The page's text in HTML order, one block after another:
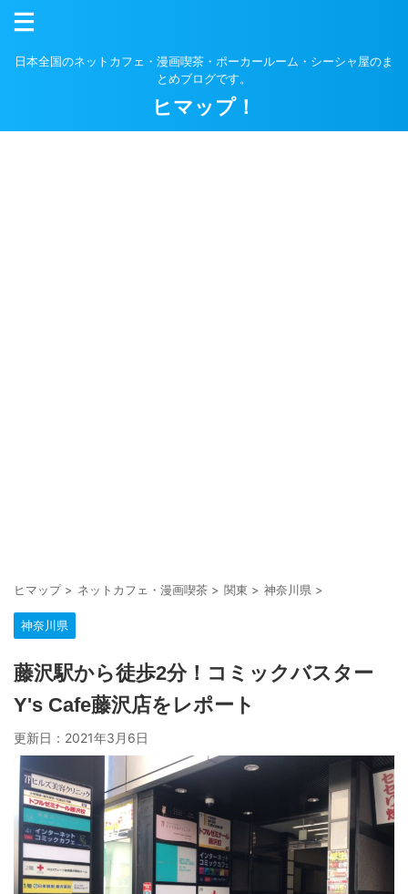
日本全国のネットカフェ・漫画喫茶・ポーカールーム・シーシャ屋のま
とめブログです。
ヒマップ！
ヒマップ> ネットカフェ・漫画喫茶 > 関東 > 神奈川県 >
神奈川県
藤沢駅から徒歩2分！コミックバスター
Y's Cafe藤沢店をレポート
更新日： 2021年3月6日